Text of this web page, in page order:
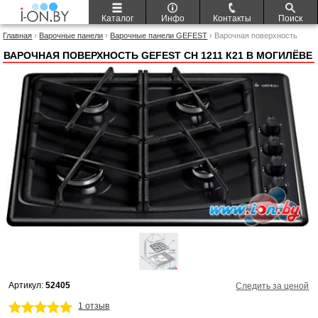
Каталог Инфо Контакты Поиск
Главная › Варочные панели › Варочные панели GEFEST › Варочная поверхность
ВАРОЧНАЯ ПОВЕРХНОСТЬ GEFEST СН 1211 К21 В МОГИЛЁВЕ
Артикул:52405 Следить за ценой
1 отзыв